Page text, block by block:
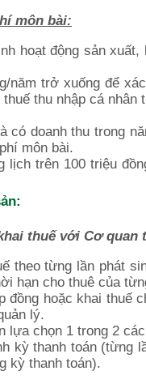
môn bài:
hoạt động sản
năm trở xuống để
thu nhập cá
có doanh thu trong
môn bài.
lịch trên 100 triệu
thuế với Cơ quan
theo từng lần phát
hạn cho thuê của
đồng hoặc khai thuế
lý.
lựa chọn 1 trong 2
kỳ thanh toán (từng
kỳ thanh toán).